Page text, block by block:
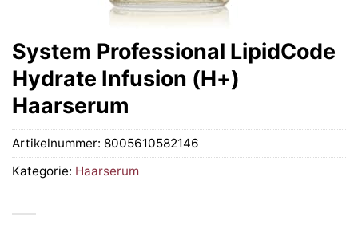
System Professional LipidCode
Hydrate Infusion (H+)
Haarserum
Artikelnummer: 8005610582146
Kategorie: Haarserum